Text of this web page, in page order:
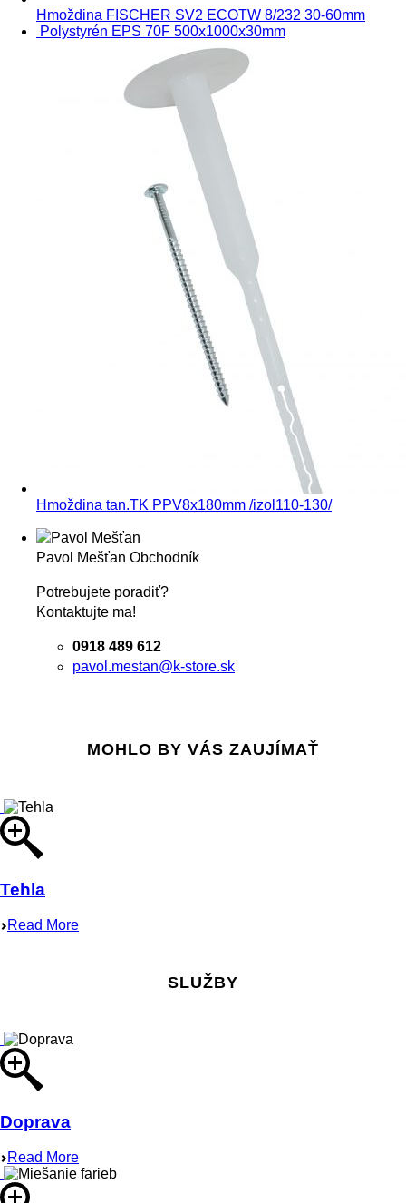
Hmoždina FISCHER SV2 ECOTW 8/232 30-60mm
Polystyrén EPS 70F 500x1000x30mm
Hmoždina tan.TK PPV8x180mm /izol110-130/
Pavol Mešťan Obchodník
Potrebujete poradiť?
Kontaktujte ma!
0918 489 612
pavol.mestan@k-store.sk
MOHLO BY VÁS ZAUJÍMAŤ
Tehla
Read More
SLUŽBY
Doprava
Read More